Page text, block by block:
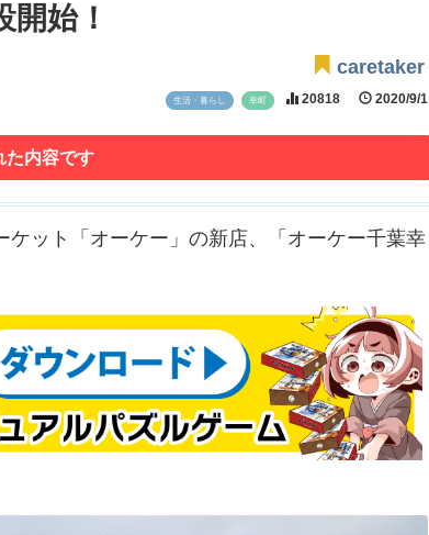
開始！
caretaker
生活・暮らし 幸町 20818 2020/9/1
た内容です
ット「オーケー」の新店、「オーケー千葉幸